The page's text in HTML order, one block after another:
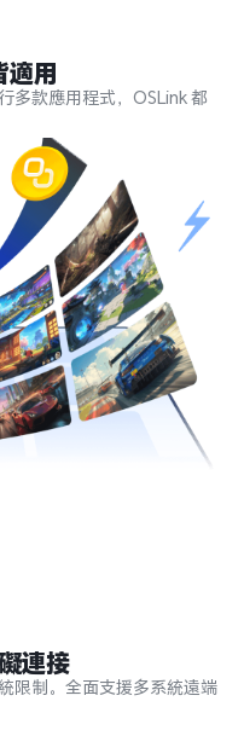
適用
多款應用程式，OSLink 都
連接
限制。全面支援多系統遠端